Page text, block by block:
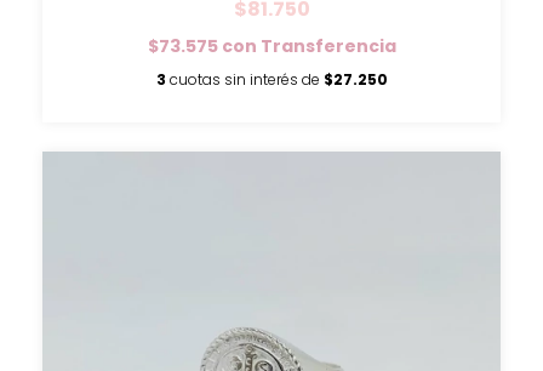
$81.750
$73.575 con Transferencia
3 cuotas sin interés de $27.250